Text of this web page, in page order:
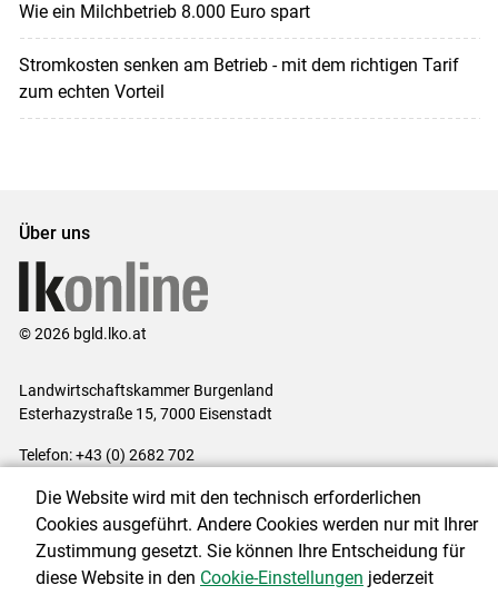
Wie ein Milchbetrieb 8.000 Euro spart
Stromkosten senken am Betrieb - mit dem richtigen Tarif
zum echten Vorteil
Über uns
© 2026 bgld.lko.at
Landwirtschaftskammer Burgenland
Esterhazystraße 15, 7000 Eisenstadt
Telefon: +43 (0) 2682 702
Impressum|Kontakt|Datenschutzerklärung|Barrierefreiheit|
Cookie-Einstellungen
Die Website wird mit den technisch erforderlichen
Cookies ausgeführt. Andere Cookies werden nur mit Ihrer
Zustimmung gesetzt. Sie können Ihre Entscheidung für
diese Website in den Cookie-Einstellungen jederzeit